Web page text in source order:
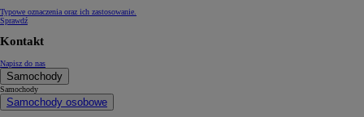
Typowe oznaczenia oraz ich zastosowanie.
Sprawdź
Kontakt
Napisz do nas
Samochody
Samochody
Samochody osobowe